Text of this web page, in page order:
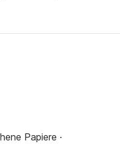
Papiere ·